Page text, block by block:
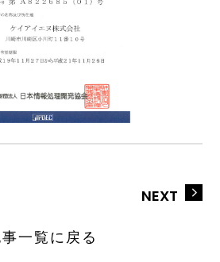
NEXT
一覧に戻る